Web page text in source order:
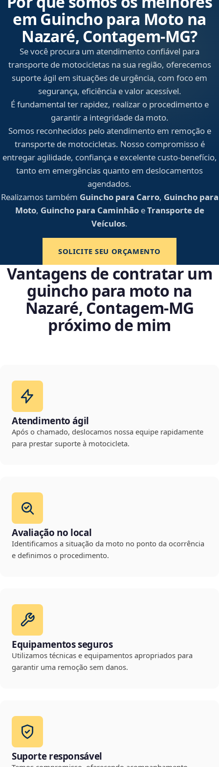
em Guincho para Moto na
Nazaré, Contagem‑MG?
Se você procura um atendimento confiável para
transporte de motocicletas na sua região, oferecemos
suporte ágil em situações de urgência, com foco em
segurança, eficiência e valor acessível.
É fundamental ter rapidez, realizar o procedimento e
garantir a integridade da moto.
Somos reconhecidos pelo atendimento em remoção e
transporte de motocicletas. Nosso compromisso é
entregar agilidade, confiança e excelente custo-benefício,
tanto em emergências quanto em deslocamentos
agendados.
Realizamos também Guincho para Carro, Guincho para
Moto, Guincho para CaminhãoeTransporte de
Veículos.
SOLICITE SEU ORÇAMENTO
Vantagens de contratar um
guincho para moto na
Nazaré, Contagem‑MG
próximo de mim
Atendimento ágil
Após o chamado, deslocamos nossa equipe rapidamente
para prestar suporte à motocicleta.
Avaliação no local
Identificamos a situação da moto no ponto da ocorrência
e definimos o procedimento.
Equipamentos seguros
Utilizamos técnicas e equipamentos apropriados para
garantir uma remoção sem danos.
Suporte responsável